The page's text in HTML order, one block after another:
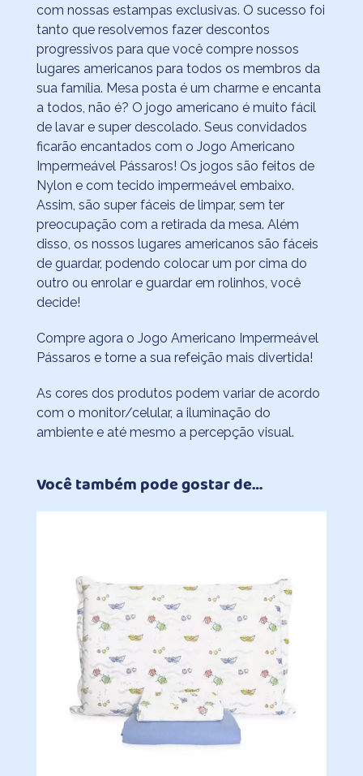
com nossas estampas exclusivas. O sucesso foi
tanto que resolvemos fazer descontos
progressivos para que você compre nossos
lugares americanos para todos os membros da
sua família. Mesa posta é um charme e encanta
a todos, não é? O jogo americano é muito fácil
de lavar e super descolado. Seus convidados
ficarão encantados com o Jogo Americano
Impermeável Pássaros! Os jogos são feitos de
Nylon e com tecido impermeável embaixo.
Assim, são super fáceis de limpar, sem ter
preocupação com a retirada da mesa. Além
disso, os nossos lugares americanos são fáceis
de guardar, podendo colocar um por cima do
outro ou enrolar e guardar em rolinhos, você
decide!
Compre agora o Jogo Americano Impermeável
Pássaros e torne a sua refeição mais divertida!
As cores dos produtos podem variar de acordo
com o monitor/celular, a iluminação do
ambiente e até mesmo a percepção visual.
Você também pode gostar de…